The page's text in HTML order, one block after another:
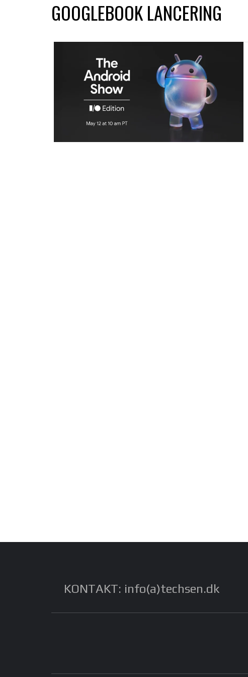
GOOGLEBOOK LANCERING
KONTAKT: info(a)techsen.dk